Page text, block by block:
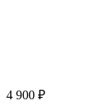
4 900 ₽